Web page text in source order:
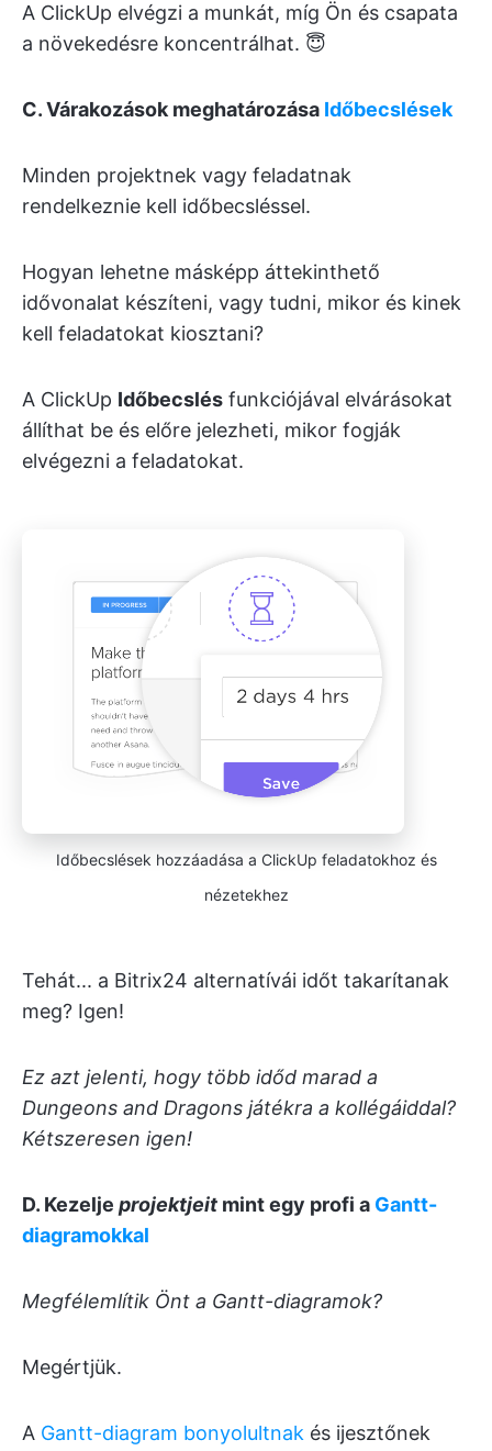
A ClickUp elvégzi a munkát, míg Ön és csapata
a növekedésre koncentrálhat. 😇
C. Várakozások meghatározása Időbecslések
Minden projektnek vagy feladatnak
rendelkeznie kell időbecsléssel.
Hogyan lehetne másképp áttekinthető
idővonalat készíteni, vagy tudni, mikor és kinek
kell feladatokat kiosztani?
A ClickUp Időbecslés funkciójával elvárásokat
állíthat be és előre jelezheti, mikor fogják
elvégezni a feladatokat.
Időbecslések hozzáadása a ClickUp feladatokhoz és
nézetekhez
Tehát... a Bitrix24 alternatívái időt takarítanak
meg? Igen!
Ez azt jelenti, hogy több időd marad a
Dungeons and Dragons játékra a kollégáiddal?
Kétszeresen igen!
D. Kezelje projektjeit mint egy profi a Gantt-
diagramokkal
Megfélemlítik Önt a Gantt-diagramok?
Megértjük.
A Gantt-diagram bonyolultnak és ijesztőnek